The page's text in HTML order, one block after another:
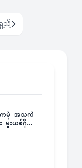
သို့
ကမ့် အသက်
မူးယစ်ဂိုဏ်း